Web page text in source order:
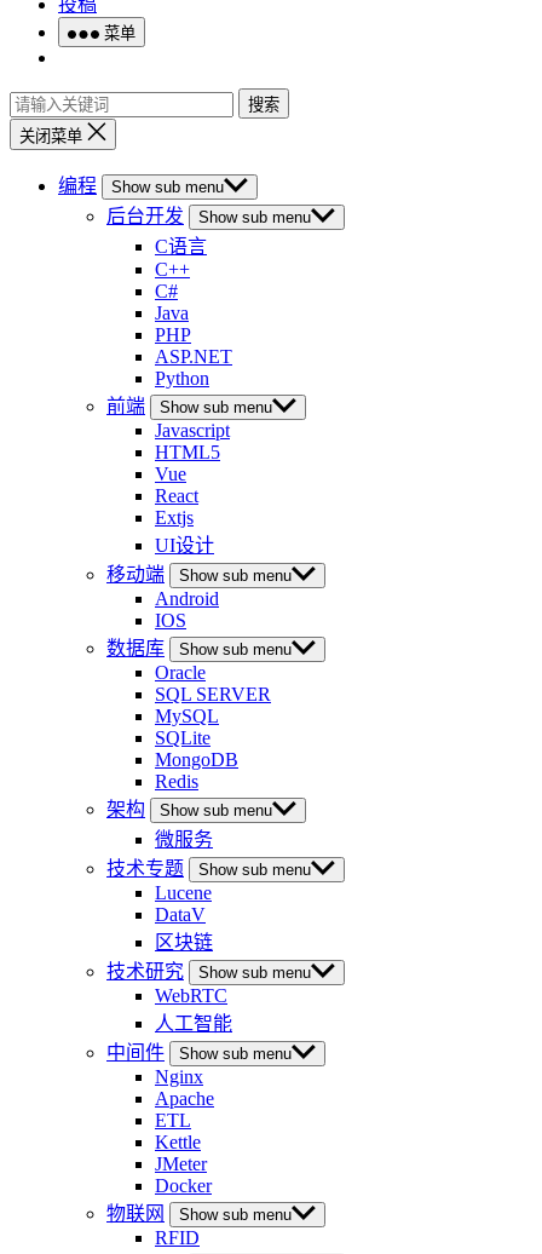
投稿
菜单
搜索
关闭菜单
编程 Show sub menu
后台开发 Show sub menu
C语言
C++
C#
Java
PHP
ASP.NET
Python
前端
Show sub menu
Javascript
HTML5
Vue
React
Extjs
UI设计
移动端
Show sub menu
Android
IOS
数据库
Show sub menu
Oracle
SQL SERVER
MySQL
SQLite
MongoDB
Redis
架构
Show sub menu
微服务
技术专题
Show sub menu
Lucene
DataV
区块链
技术研究
Show sub menu
WebRTC
人工智能
中间件
Show sub menu
Nginx
Apache
ETL
Kettle
JMeter
Docker
物联网
Show sub menu
RFID